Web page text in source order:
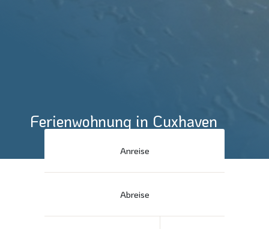
Ferienwohnung in Cuxhaven
Anreise
Abreise